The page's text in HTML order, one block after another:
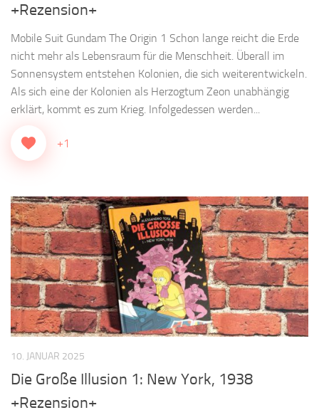
+Rezension+
Mobile Suit Gundam The Origin 1 Schon lange reicht die Erde
nicht mehr als Lebensraum für die Menschheit. Überall im
Sonnensystem entstehen Kolonien, die sich weiterentwickeln.
Als sich eine der Kolonien als Herzogtum Zeon unabhängig
erklärt, kommt es zum Krieg. Infolgedessen werden...
+1
10. JANUAR 2025
Die Große Illusion 1: New York, 1938
+Rezension+